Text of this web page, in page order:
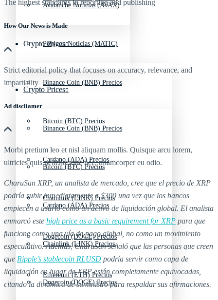
Crypto Prices
Binance Coin (BNB) Precios
Bitcoin (BTC) Precios
Cardano (ADA) Precios
Chainlink (LINK) Precios
Dogecoin (DOGE) Precios
Ethereum (ETH) Precios
Avalanche Noticias (AVAX)
Polygon Noticias (MATIC)
Crypto Prices
Binance Coin (BNB) Precios
Bitcoin (BTC) Precios
Cardano (ADA) Precios
Chainlink (LINK) Precios
Dogecoin (DOGE) Precios
The highest standards in reporting and publishing
How Our News is Made
Strict editorial policy that focuses on accuracy, relevance, and
impartiality
Ad discliamer
Morbi pretium leo et nisl aliquam mollis. Quisque arcu lorem,
ultricies quis pellentesque nec, ullamcorper eu odio.
CharuSan XRP, un analista de mercado, cree que el precio de XRP
podría subir inmediatamente a $300 una vez que los bancos
empiecen a usarlo como un activo de liquidación global. El analista
enmarcó este high price as a basic requirement for XRP para que
funcione como una vía de pago global, no como un movimiento
especulativo. Además, CharuSan señaló que las personas que creen
que Ripple’s stablecoin RLUSD podría servir como capa de
liquidación en lugar de XRP están completamente equivocadas,
citando la dinámica de suministro para respaldar sus afirmaciones.